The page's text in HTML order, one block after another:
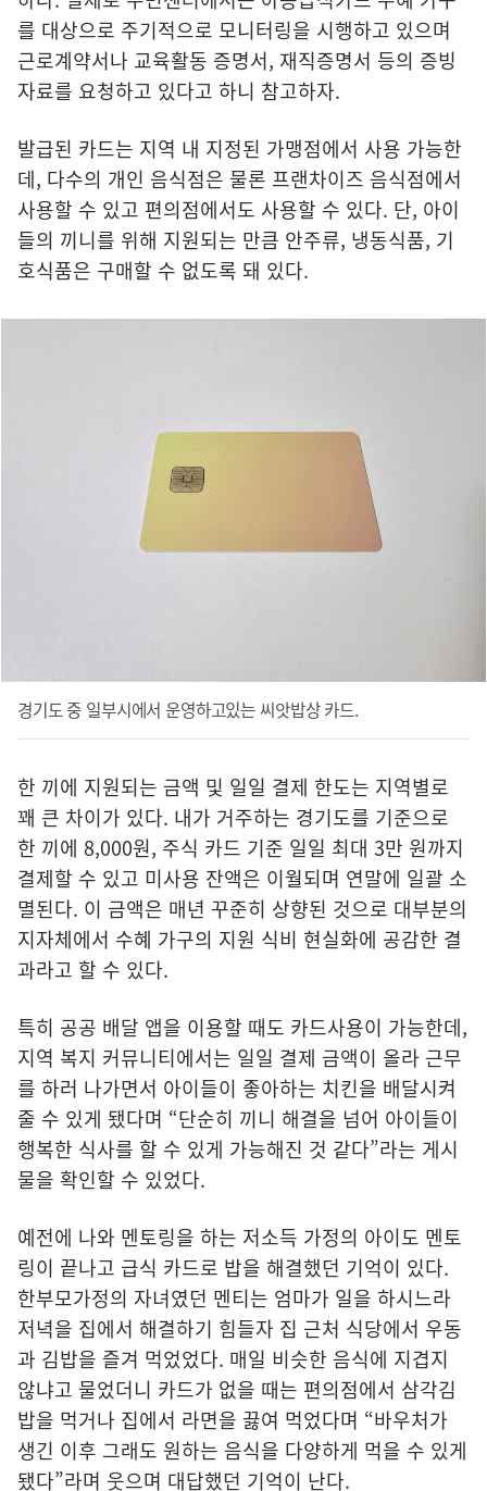
를 대상으로 주기적으로 모니터링을 시행하고 있으며
근로계약서나 교육활동 증명서, 재직증명서 등의 증빙
자료를 요청하고 있다고 하니 참고하자.
발급된 카드는 지역 내 지정된 가맹점에서 사용 가능한
데, 다수의 개인 음식점은 물론 프랜차이즈 음식점에서
사용할 수 있고 편의점에서도 사용할 수 있다. 단, 아이
들의 끼니를 위해 지원되는 만큼 안주류, 냉동식품, 기
호식품은 구매할 수 없도록 돼 있다.
경기도 중 일부시에서 운영하고있는 씨앗밥상 카드.
한 끼에 지원되는 금액 및 일일 결제 한도는 지역별로
꽤 큰 차이가 있다. 내가 거주하는 경기도를 기준으로
한 끼에 8,000원, 주식 카드 기준 일일 최대 3만 원까지
결제할 수 있고 미사용 잔액은 이월되며 연말에 일괄 소
멸된다. 이 금액은 매년 꾸준히 상향된 것으로 대부분의
지자체에서 수혜 가구의 지원 식비 현실화에 공감한 결
과라고 할 수 있다.
특히 공공 배달 앱을 이용할 때도 카드사용이 가능한데,
지역 복지 커뮤니티에서는 일일 결제 금액이 올라 근무
를 하러 나가면서 아이들이 좋아하는 치킨을 배달시켜
줄 수 있게 됐다며 “단순히 끼니 해결을 넘어 아이들이
행복한 식사를 할 수 있게 가능해진 것 같다”라는 게시
물을 확인할 수 있었다.
예전에 나와 멘토링을 하는 저소득 가정의 아이도 멘토
링이 끝나고 급식 카드로 밥을 해결했던 기억이 있다.
한부모가정의 자녀였던 멘티는 엄마가 일을 하시느라
저녁을 집에서 해결하기 힘들자 집 근처 식당에서 우동
과 김밥을 즐겨 먹었었다. 매일 비슷한 음식에 지겹지
않냐고 물었더니 카드가 없을 때는 편의점에서 삼각김
밥을 먹거나 집에서 라면을 끓여 먹었다며 “바우처가
생긴 이후 그래도 원하는 음식을 다양하게 먹을 수 있게
됐다”라며 웃으며 대답했던 기억이 난다.